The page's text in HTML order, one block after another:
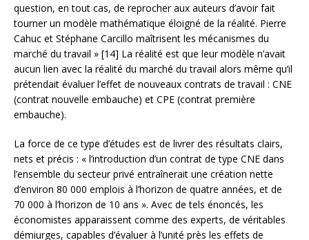
question, en tout cas, de reprocher aux auteurs d’avoir fait
tourner un modèle mathématique éloigné de la réalité. Pierre
Cahuc et Stéphane Carcillo maîtrisent les mécanismes du
marché du travail » [14] La réalité est que leur modèle n’avait
aucun lien avec la réalité du marché du travail alors même qu’il
prétendait évaluer l’effet de nouveaux contrats de travail : CNE
(contrat nouvelle embauche) et CPE (contrat première
embauche).
La force de ce type d’études est de livrer des résultats clairs,
nets et précis : « l’introduction d’un contrat de type CNE dans
l’ensemble du secteur privé entraînerait une création nette
d’environ 80 000 emplois à l’horizon de quatre années, et de
70 000 à l’horizon de 10 ans ». Avec de tels énoncés, les
économistes apparaissent comme des experts, de véritables
démiurges, capables d’évaluer à l’unité près les effets de